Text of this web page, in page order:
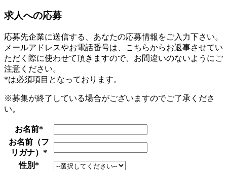
求人への応募
応募先企業に送信する、あなたの応募情報をご入力下さい。
メールアドレスやお電話番号は、こちらからお返事させてい
ただく際に使わせて頂きますので、お間違いのないようにご
注意ください。
*は必須項目となっております。
※募集が終了している場合がございますのでご了承くださ
い。
お名前*
お名前（フ
リガナ） *
性別*